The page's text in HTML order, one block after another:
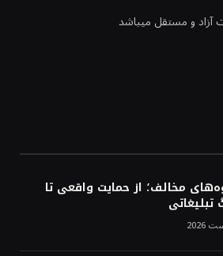
و مستقل میباشد
مخالف؛ از حمایت واقعی تا
تبلیغاتی